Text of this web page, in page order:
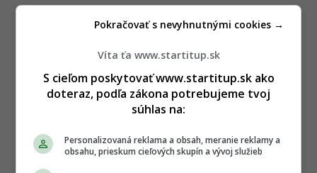
Víta ťa www.startitup.sk
S cieľom poskytovať www.startitup.sk ako
doteraz, podľa zákona potrebujeme tvoj
súhlas na:
Personalizovaná reklama a obsah, meranie reklamy a
obsahu, prieskum cieľových skupín a vývoj služieb
Pokračovať s nevyhnutnými cookies →